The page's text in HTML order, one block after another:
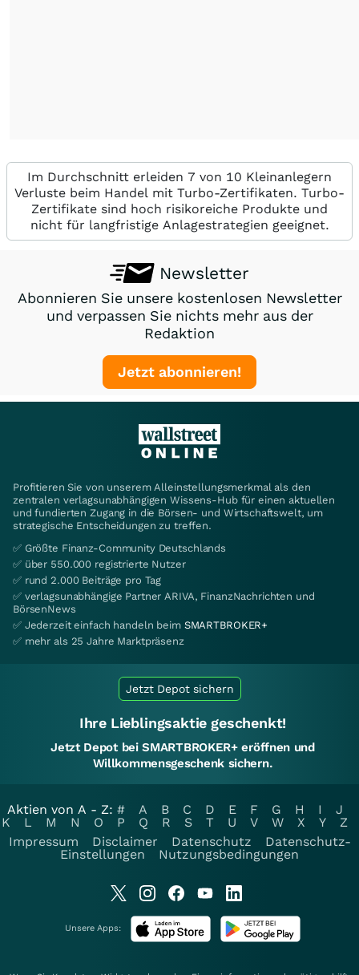
Im Durchschnitt erleiden 7 von 10 Kleinanlegern
Verluste beim Handel mit Turbo-Zertifikaten. Turbo-
Zertifikate sind hoch risikoreiche Produkte und
nicht für langfristige Anlagestrategien geeignet.
Newsletter
Abonnieren Sie unsere kostenlosen Newsletter
und verpassen Sie nichts mehr aus der
Redaktion
Jetzt abonnieren!
Profitieren Sie von unserem Alleinstellungsmerkmal als den
zentralen verlagsunabhängigen Wissens-Hub für einen aktuellen
und fundierten Zugang in die Börsen- und Wirtschaftswelt, um
strategische Entscheidungen zu treffen.
✅ Größte Finanz-Community Deutschlands
✅ über 550.000 registrierte Nutzer
✅ rund 2.000 Beiträge pro Tag
✅ verlagsunabhängige Partner ARIVA, FinanzNachrichten und
BörsenNews
✅ Jederzeit einfach handeln beim SMARTBROKER+
✅ mehr als 25 Jahre Marktpräsenz
Jetzt Depot sichern
Ihre Lieblingsaktie geschenkt!
Jetzt Depot bei SMARTBROKER+ eröffnen und
Willkommensgeschenk sichern.
Aktien von A - Z: # A B C D E F G H I
J
K
L M N O P Q R S T U V W X Y
Z
Impressum
Disclaimer Datenschutz
Datenschutz-
Einstellungen
Nutzungsbedingungen
Unsere Apps: